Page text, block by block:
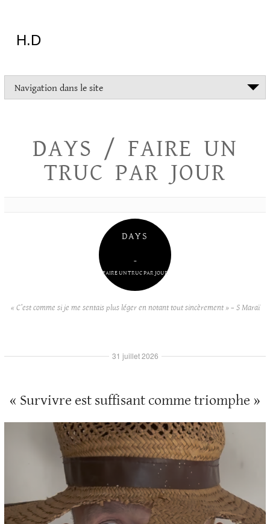
H.D
Navigation dans le site
DAYS / FAIRE UN
TRUC PAR JOUR
DAYS
–
FAIRE UN TRUC PAR JOUR
« C’est comme si je me sentais plus léger en notant tout sincèrement » – S Maraï
« Survivre est suffisant comme triomphe »
31 juillet 2026